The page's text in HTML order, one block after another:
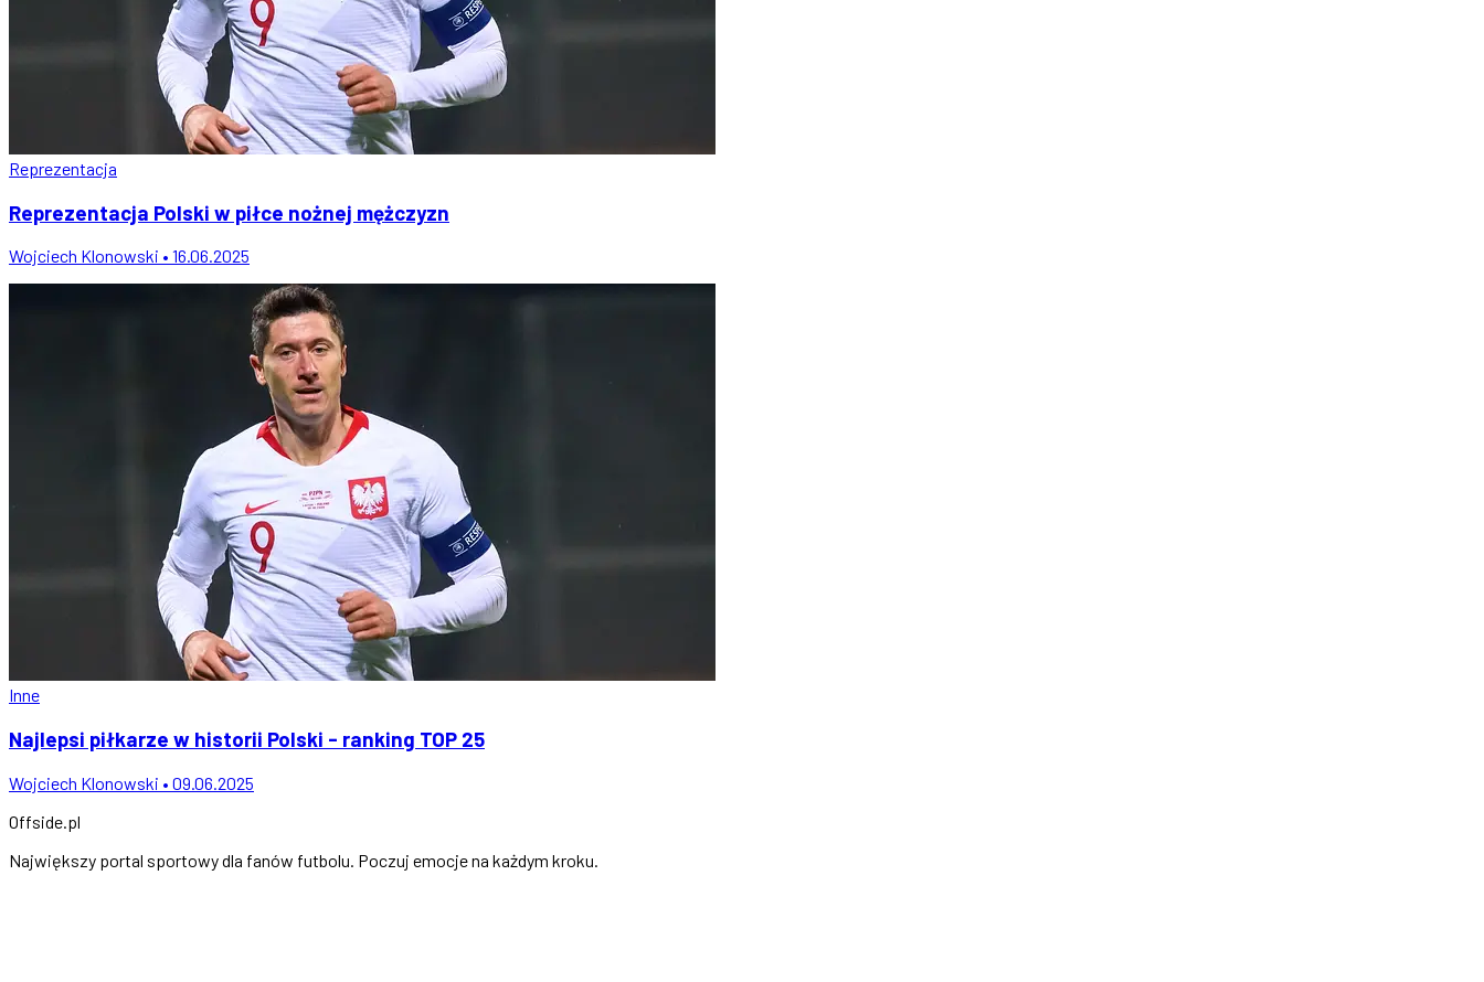
Reprezentacja
Reprezentacja Polski w piłce nożnej mężczyzn
Wojciech Klonowski • 16.06.2025
Inne
Najlepsi piłkarze w historii Polski - ranking TOP 25
Wojciech Klonowski • 09.06.2025
Offside pl
Największy portal sportowy dla fanów futbolu. Poczuj emocje na każdym kroku.